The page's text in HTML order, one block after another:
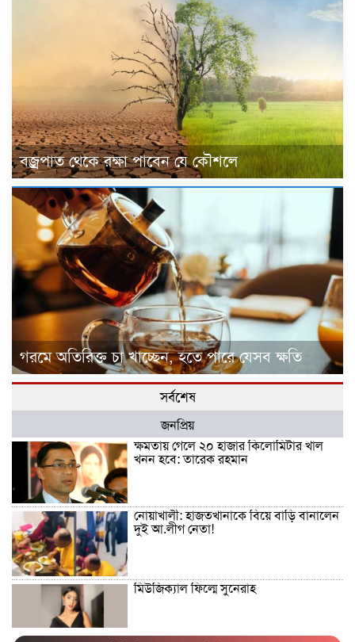
বজ্রপাত থেকে রক্ষা পাবেন যে কৌশলে
গরমে অতিরিক্ত চা খাচ্ছেন, হতে পারে যেসব ক্ষতি
সর্বশেষ
জনপ্রিয়
ক্ষমতায় গেলে ২০ হাজার কিলোমিটার খাল
খনন হবে: তারেক রহমান
নোয়াখালী: হাজতখানাকে বিয়ে বাড়ি বানালেন
দুই আ.লীগ নেতা!
মিউজিক্যাল ফিল্মে সুনেরাহ